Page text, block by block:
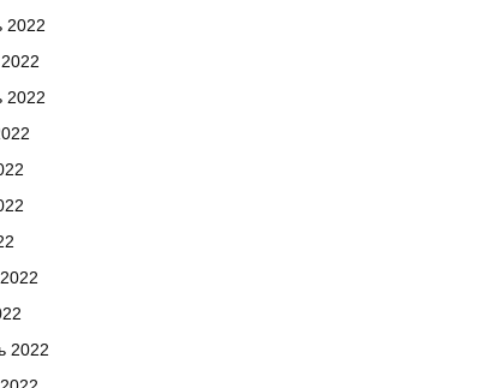
2022
2022
2022